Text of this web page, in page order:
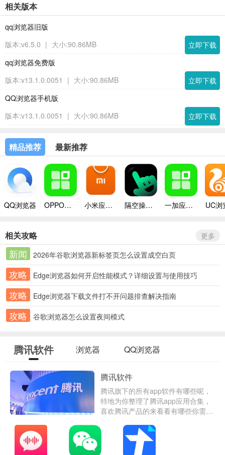
相关版本
qq浏览器旧版
版本:v6.5.0 | 大小:90.86MB
立即下载
qq浏览器免费版
版本:v13.1.0.0051
| 大小:90.86MB
立即下载
QQ浏览器手机版
版本:v13.1.0.0051
| 大小:90.86MB 立即下载
精品推荐 最新推荐
QQ浏览器 OPPO应用商店 小米应用商店app 隔空操作手机版 一加应用商店app UC浏
相关攻略 更多
新闻 2026年谷歌浏览器新标签页怎么设置成空白页
攻略 Edge浏览器如何开启性能模式？详细设置与使用技巧
攻略 Edge浏览器下载文件打不开问题排查解决指南
攻略 谷歌浏览器怎么设置夜间模式
腾讯软件 浏览器 QQ浏览器
腾讯软件
腾讯旗下的所有app软件有哪些呢，
特地为你整理了腾讯app应用合集，
喜欢腾讯产品的来看看有哪些你需要